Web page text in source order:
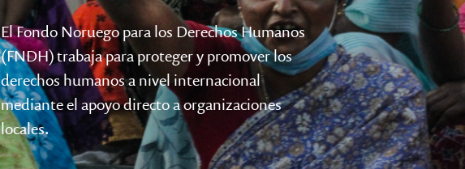
El Fondo Noruego para los Derechos Humanos
(FNDH) trabaja para proteger y promover los
derechos humanos a nivel internacional
mediante el apoyo directo a organizaciones
locales.